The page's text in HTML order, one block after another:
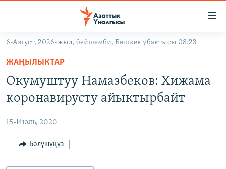
Навигацияга
өтүңүз
Издөөгө
салыңызКЫРГЫЗСТАН
ЭКОНОМИКА
МАДАНИЯТ
ДҮЙНӨ
БОРБОР АЗИЯ
УКРАИНА
АТАЙЫН ИЛИКТӨӨ
ТВ ПРОГРАММАЛАР
6-Август, 2026-жыл, бейшемби, Бишкек убактысы 08:23
ЖАҢЫЛЫКТАР
Окумуштуу Намазбеков: Хижама
коронавирусту айыктырбайт
15-Июль, 2020
Бөлүшүңүз